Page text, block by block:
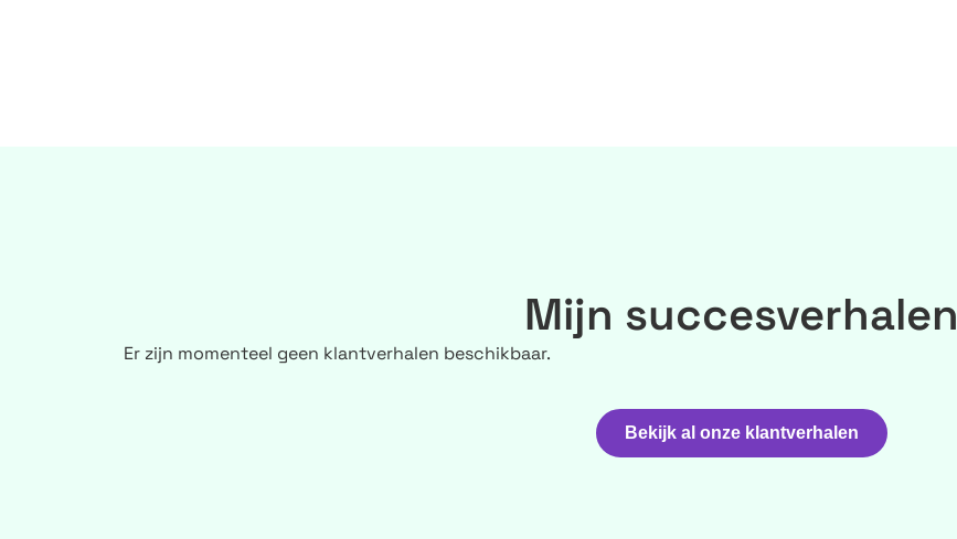
Mijn succesverhalen
Er zijn momenteel geen klantverhalen beschikbaar.
Bekijk al onze klantverhalen